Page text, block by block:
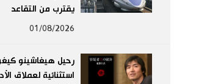
يقترب من التقاعد
01/08/2026
رحيل هيغاشينو
استثنائية لعملاق